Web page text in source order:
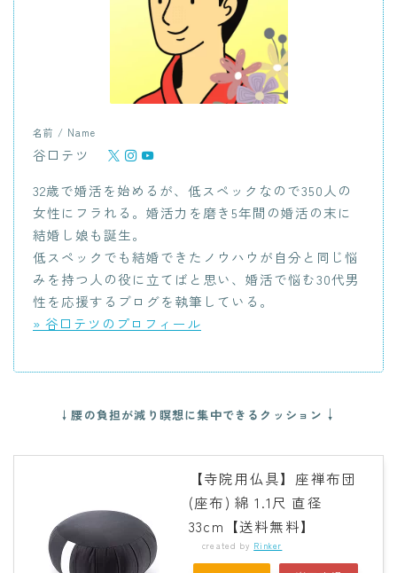
名前 / Name
谷口テツ
32歳で婚活を始めるが、低スペックなので350人の
女性にフラれる。婚活力を磨き5年間の婚活の末に
結婚し娘も誕生。
低スペックでも結婚できたノウハウが自分と同じ悩
みを持つ人の役に立てばと思い、婚活で悩む30代男
性を応援するブログを執筆している。
» 谷口テツのプロフィール
↓腰の負担が減り瞑想に集中できるクッション ↓
【寺院用仏具】座禅布団
(座布) 綿 1.1尺 直径
33cm【送料無料】
created by Rinker